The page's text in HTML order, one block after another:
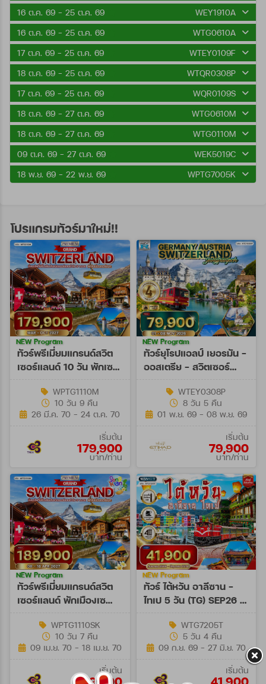
16 ต.ค. 69 - 25 ต.ค. 69
WEY1910A
16 ต.ค. 69 - 25 ต.ค. 69
WTG0610A
17 ต.ค. 69 - 25 ต.ค. 69
WTEY0109F
18 ต.ค. 69 - 25 ต.ค. 69
WTQR0308P
17 ต.ค. 69 - 25 ต.ค. 69
WQR0109S
18 ต.ค. 69 - 27 ต.ค. 69
WTG0610M
18 ต.ค. 69 - 27 ต.ค. 69
WTG0110M
09 ต.ค. 69 - 27 ต.ค. 69
WEK5019C
18 พ.ย. 69 - 22 พ.ย. 69
WPTG7005K
โปรแกรมทัวร์มาใหม่!!
ทัวร์พรีเมี่ยมแกรนด์สวิต
เซอร์แลนด์ 10 วัน พักเซ
NEW Program
WPTG1110M
10 วัน 9 คืน
26 มี.ค. 70 - 24 ต.ค. 70
เริ่มต้น
179,900
บาท/ท่าน
ทัวร์ยุโรปแอลป์ เยอรมัน -
ออสเตรีย - สวิตเซอร์
NOV 26
NEW Program
WTEY0308P
8 วัน 5 คืน
01 พ.ย. 69 - 08 พ.ย. 69
เริ่มต้น
79,900
บาท/ท่าน
ทัวร์พรีเมี่ยมแกรนด์สวิต
เซอร์แลนด์ พักเมืองเซ
18 APR 27
[SONGKRAN]
NEW Program
WPTG1110SK
10 วัน 7 คืน
09 เม.ย. 70 - 18 เม.ย. 70
เริ่มต้น
ทัวร์ ไต้หวัน อาลีซาน -
ไทเป 5 วัน (TG) SEP26 -
NEW Program
WTG7205T
5 วัน 4 คืน
09 ก.ย. 69 - 27 มิ.ย. 70
เริ่มต้น